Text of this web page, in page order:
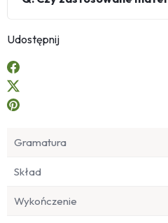
Udostępnij
Gramatura
Skład
Wykończenie